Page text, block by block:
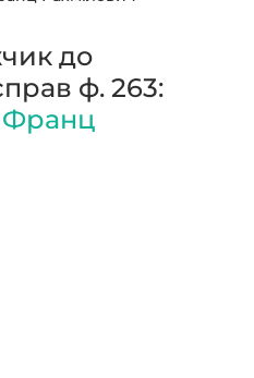
до
ф. 263:
Франц